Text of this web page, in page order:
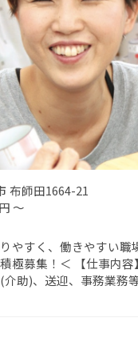
布師田1664-21
～
やすく、働きやすい職
極募集！＜ 【仕事内容
助)、送迎、事務業務